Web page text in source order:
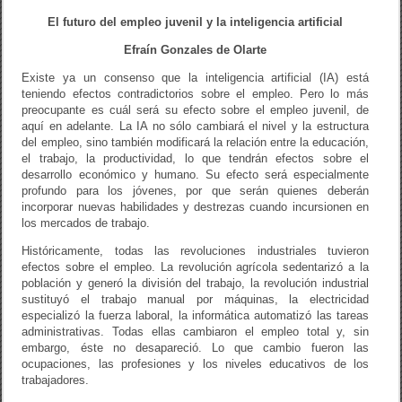
El futuro del empleo juvenil y la inteligencia artificial
Efraín Gonzales de Olarte
Existe ya un consenso que la inteligencia artificial (IA) está
teniendo efectos contradictorios sobre el empleo. Pero lo más
preocupante es cuál será su efecto sobre el empleo juvenil, de
aquí en adelante. La IA no sólo cambiará el nivel y la estructura
del empleo, sino también modificará la relación entre la educación,
el trabajo, la productividad, lo que tendrán efectos sobre el
desarrollo económico y humano. Su efecto será especialmente
profundo para los jóvenes, por que serán quienes deberán
incorporar nuevas habilidades y destrezas cuando incursionen en
los mercados de trabajo.
Históricamente, todas las revoluciones industriales tuvieron
efectos sobre el empleo. La revolución agrícola sedentarizó a la
población y generó la división del trabajo, la revolución industrial
sustituyó el trabajo manual por máquinas, la electricidad
especializó la fuerza laboral, la informática automatizó las tareas
administrativas. Todas ellas cambiaron el empleo total y, sin
embargo, éste no desapareció. Lo que cambio fueron las
ocupaciones, las profesiones y los niveles educativos de los
trabajadores.